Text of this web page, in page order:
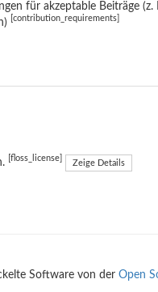
für akzeptable Beiträge (z.
[contribution_requirements]
[floss_license] Zeige Details
Software von der Open